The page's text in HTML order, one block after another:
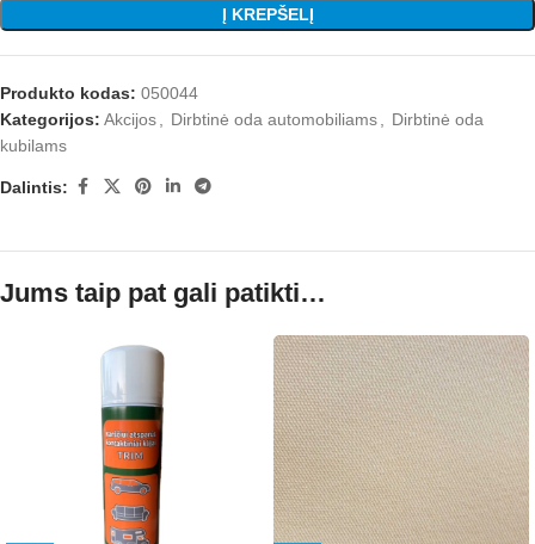
Į KREPŠELĮ
Produkto kodas: 050044
Kategorijos: Akcijos Dirbtinė oda automobiliams
Dirbtinė oda
kubilams
Dalintis:
Jums taip pat gali patikti…